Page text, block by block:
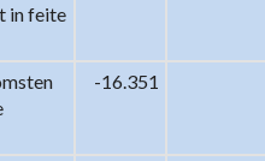
in feite
-16.351